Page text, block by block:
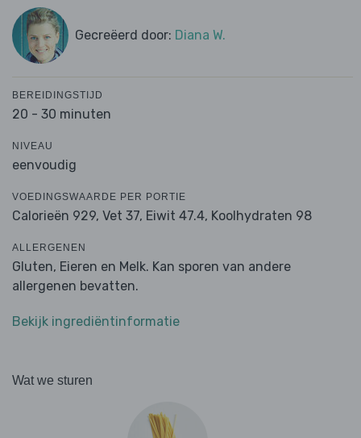
Gecreëerd door: Diana W.
BEREIDINGSTIJD
20 - 30 minuten
NIVEAU
eenvoudig
VOEDINGSWAARDE PER PORTIE
Calorieën 929, Vet 37, Eiwit 47.4, Koolhydraten 98
ALLERGENEN
Gluten, Eieren en Melk. Kan sporen van andere
allergenen bevatten.
Bekijk ingrediëntinformatie
Wat we sturen